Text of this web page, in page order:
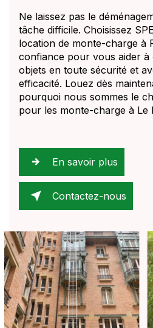
Ne laissez pas le
tâche difficile. Choisissez
location de monte-charge à
confiance pour vous aider à
objets en toute sécurité et
efficacité. Louez dès
pourquoi nous sommes le
pour les monte-charge à Le
En savoir plus
Contactez-nous